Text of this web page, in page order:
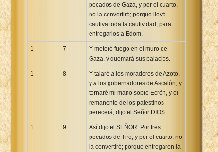
pecados de Gaza, y por el cuarto,
no la convertiré; porque llevó
cautiva toda la cautividad, para
entregarlos a Edom.
1 7
Y meteré fuego en el muro de
Gaza, y quemará sus palacios.
1 8 Y talaré a los moradores de Azoto,
y a los gobernadores de Ascalón; y
tornaré mi mano sobre Ecrón, y el
remanente de los palestinos
perecerá, dijo el Señor DIOS.
1 9
Así dijo el SEÑOR: Por tres
pecados de Tiro, y por el cuarto, no
la convertiré; porque entregaron la